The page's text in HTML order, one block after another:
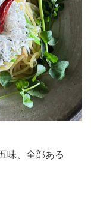
味、全部ある